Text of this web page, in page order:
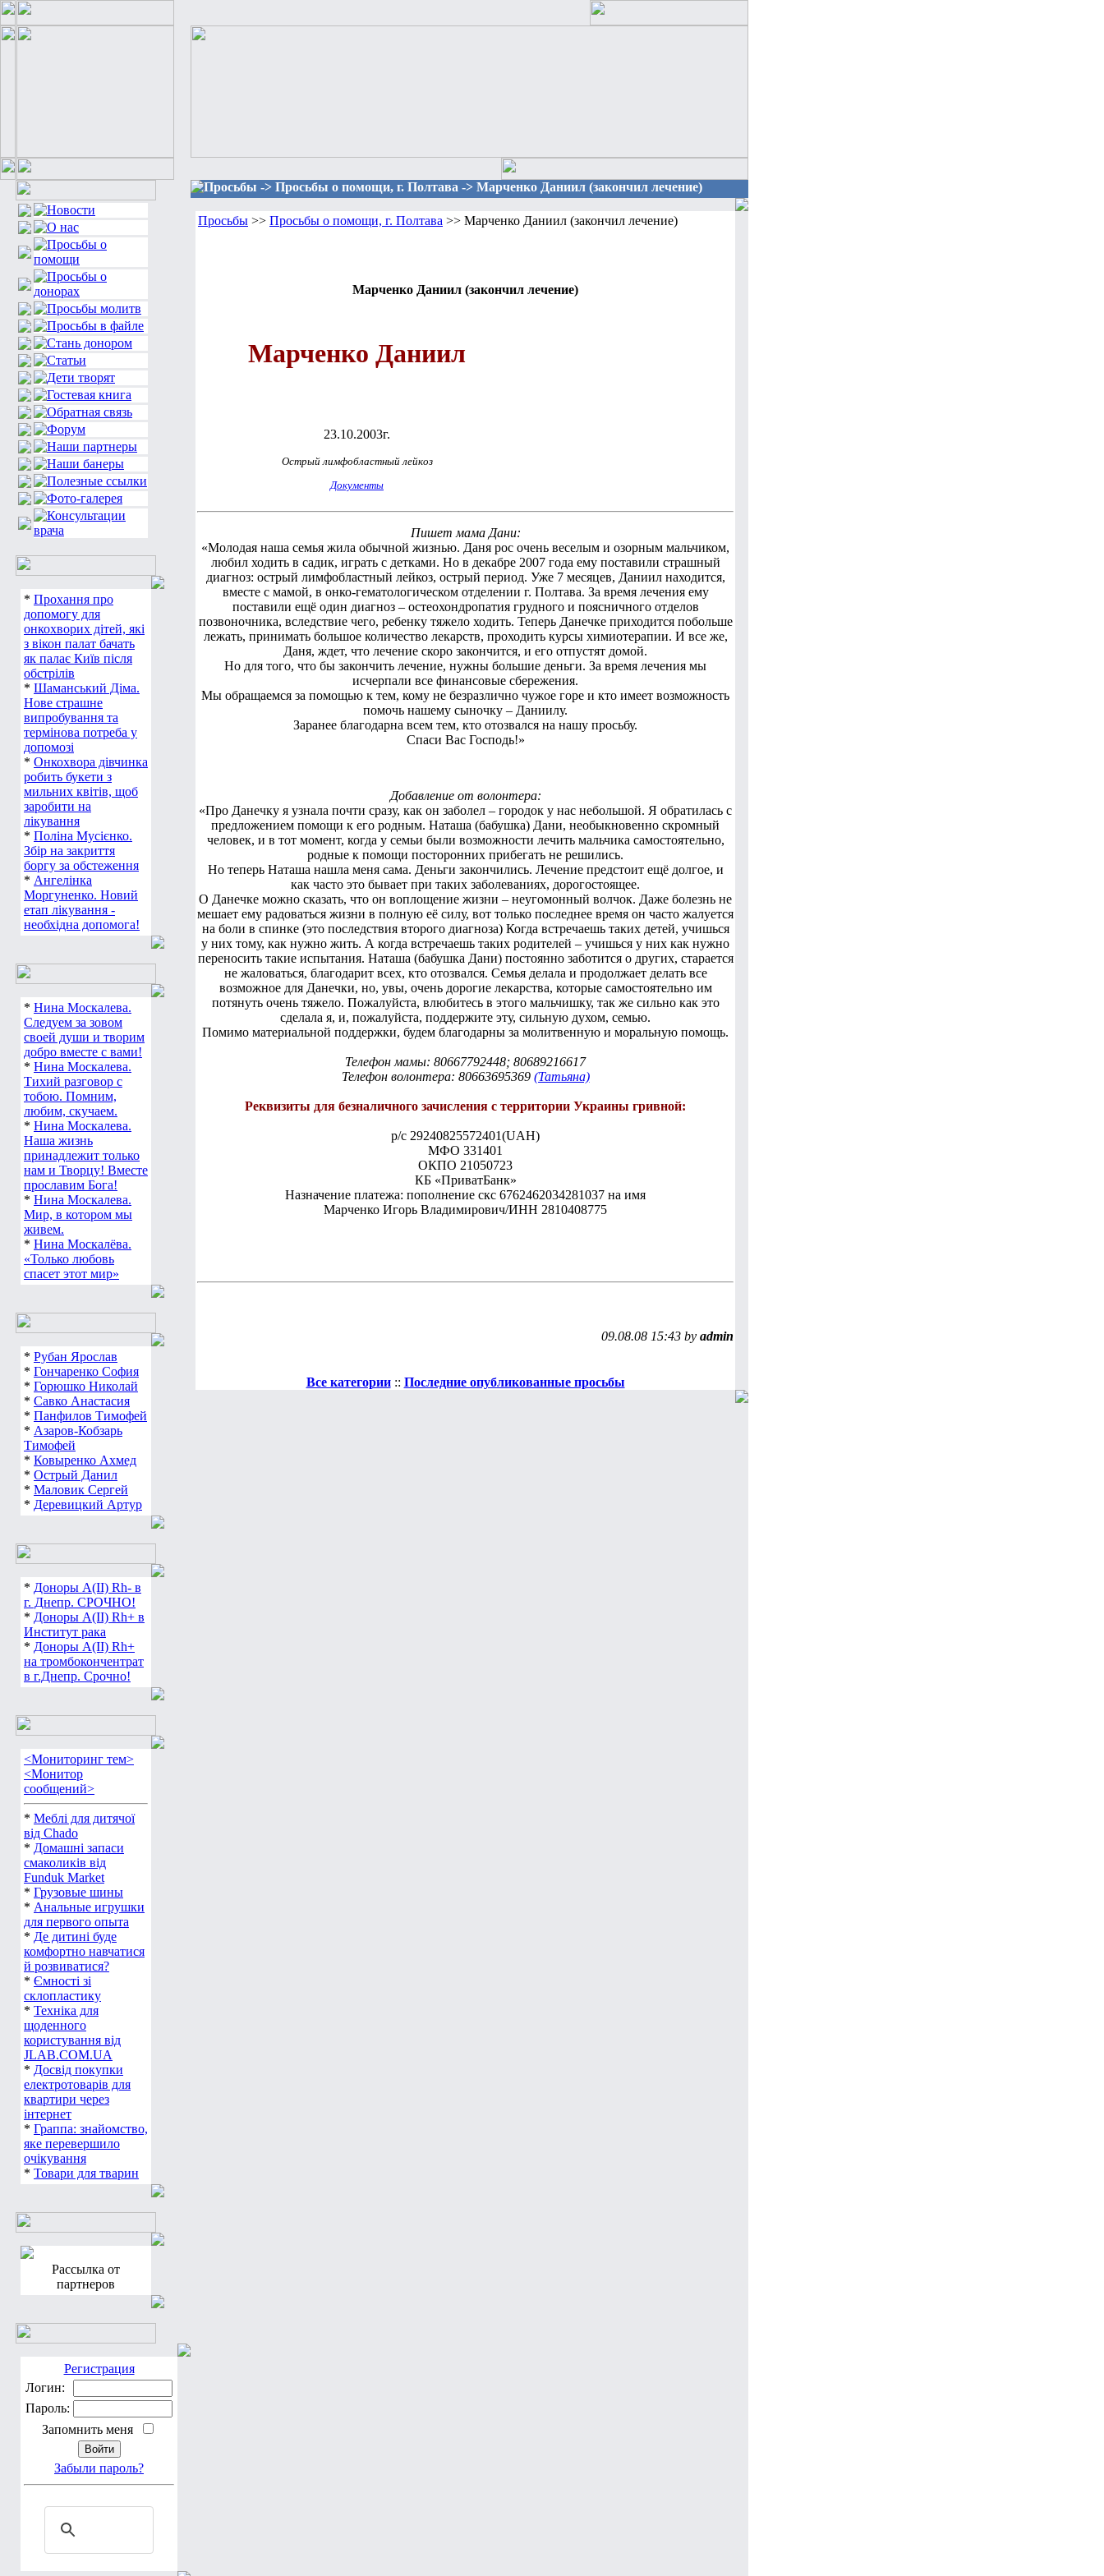
* Прохання про
допомогу для
онкохворих дітей, які
з вікон палат бачать
як палає Київ після
обстрілів
* Шаманський Діма.
Нове страшне
випробування та
термінова потреба у
допомозі
* Онкохвора дівчинка
робить букети з
мильних квітів, щоб
заробити на
лікування
* Поліна Мусієнко.
Збір на закриття
боргу за обстеження
* Ангелінка
Моргуненко. Новий
етап лікування -
необхідна допомога!
* Нина Москалева.
Следуем за зовом
своей души и творим
добро вместе с вами!
* Нина Москалева.
Тихий разговор с
тобою. Помним,
любим, скучаем.
* Нина Москалева.
Наша жизнь
принадлежит только
нам и Творцу! Вместе
прославим Бога!
* Нина Москалева.
Мир, в котором мы
живем.
* Нина Москалёва.
«Только любовь
спасет этот мир»
* Рубан Ярослав
* Гончаренко София
* Горюшко Николай
* Савко Анастасия
* Панфилов Тимофей
* Азаров-Кобзарь
Тимофей
* Ковыренко Ахмед
* Острый Данил
* Маловик Сергей
* Деревицкий Артур
* Доноры А(ІІ) Rh- в
г. Днепр. СРОЧНО!
* Доноры А(ІІ) Rh+ в
Институт рака
* Доноры А(ІІ) Rh+
на тромбокончентрат
в г.Днепр. Срочно!
<Мониторинг тем>
<Монитор
сообщений>
* Меблі для дитячої
від Chado
* Домашні запаси
смаколиків від
Funduk Market
* Грузовые шины
* Анальные игрушки
для первого опыта
* Де дитині буде
комфортно навчатися
й розвиватися?
* Ємності зі
склопластику
* Техніка для
щоденного
користування від
JLAB.COM.UA
* Досвід покупки
електротоварів для
квартири через
інтернет
* Граппа: знайомство,
яке перевершило
очікування
* Товари для тварин
Рассылка от
партнеров
Регистрация
Логин:
Пароль:
Запомнить меня
Забыли пароль?
Просьбы -> Просьбы о помощи, г. Полтава -> Марченко Даниил (закончил лечение)
Просьбы >> Просьбы о помощи, г. Полтава >> Марченко Даниил (закончил лечение)
Марченко Даниил (закончил лечение)
Марченко Даниил
23.10.2003г.
Острый лимфобластный лейкоз
Документы
Пишет мама Дани:
«Молодая наша семья жила обычной жизнью. Даня рос очень веселым и озорным мальчиком,
любил ходить в садик, играть с детками. Но в декабре 2007 года ему поставили страшный
диагноз: острый лимфобластный лейкоз, острый период. Уже 7 месяцев, Даниил находится,
вместе с мамой, в онко-гематологическом отделении г. Полтава. За время лечения ему
поставили ещё один диагноз – остеохондропатия грудного и поясничного отделов
позвоночника, вследствие чего, ребенку тяжело ходить. Теперь Данечке приходится побольше
лежать, принимать большое количество лекарств, проходить курсы химиотерапии. И все же,
Даня, ждет, что лечение скоро закончится, и его отпустят домой.
Но для того, что бы закончить лечение, нужны большие деньги. За время лечения мы
исчерпали все финансовые сбережения.
Мы обращаемся за помощью к тем, кому не безразлично чужое горе и кто имеет возможность
помочь нашему сыночку – Даниилу.
Заранее благодарна всем тем, кто отозвался на нашу просьбу.
Спаси Вас Господь!»
Добавление от волонтера:
«Про Данечку я узнала почти сразу, как он заболел – городок у нас небольшой. Я обратилась с
предложением помощи к его родным. Наташа (бабушка) Дани, необыкновенно скромный
человек, и в тот момент, когда у семьи были возможности лечить мальчика самостоятельно,
родные к помощи посторонних прибегать не решились.
Но теперь Наташа нашла меня сама. Деньги закончились. Лечение предстоит ещё долгое, и
как часто это бывает при таких заболеваниях, дорогостоящее.
О Данечке можно сказать, что он воплощение жизни – неугомонный волчок. Даже болезнь не
мешает ему радоваться жизни в полную её силу, вот только последнее время он часто жалуется
на боли в спинке (это последствия второго диагноза) Когда встречаешь таких детей, учишься
у них тому, как нужно жить. А когда встречаешь таких родителей – учишься у них как нужно
переносить такие испытания. Наташа (бабушка Дани) постоянно заботится о других, старается
не жаловаться, благодарит всех, кто отозвался. Семья делала и продолжает делать все
возможное для Данечки, но, увы, очень дорогие лекарства, которые самостоятельно им
потянуть очень тяжело. Пожалуйста, влюбитесь в этого мальчишку, так же сильно как это
сделала я, и, пожалуйста, поддержите эту, сильную духом, семью.
Помимо материальной поддержки, будем благодарны за молитвенную и моральную помощь.
Телефон мамы: 80667792448; 80689216617
Телефон волонтера: 80663695369 (Татьяна)
Реквизиты для безналичного зачисления с территории Украины гривной:
р/с 29240825572401(UAH)
МФО 331401
ОКПО 21050723
КБ «ПриватБанк»
Назначение платежа: пополнение скс 6762462034281037 на имя
Марченко Игорь Владимирович/ИНН 2810408775
09.08.08 15:43 by admin
Все категории:: Последние опубликованные просьбы